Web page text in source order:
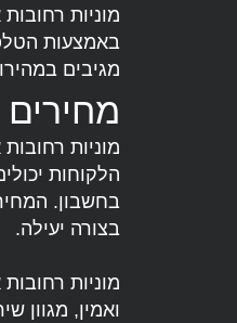
מוניות
באמצעות
מגיבים
מחירים
מוניות
הלקוחות
בחשבון.
בצורה יעילה.
מוניות
ואמין, מגוון